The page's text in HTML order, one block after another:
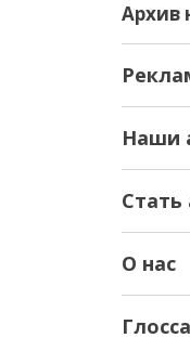
Архив
Наши
О нас